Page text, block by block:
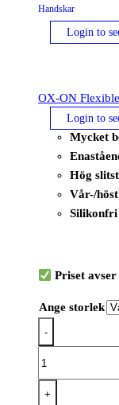
Handskar
Login to
OX-ON
Login to
Mycket
Hög
Vår-/
Silikonfri
Priset
Ange storlek
-
Flexible
+